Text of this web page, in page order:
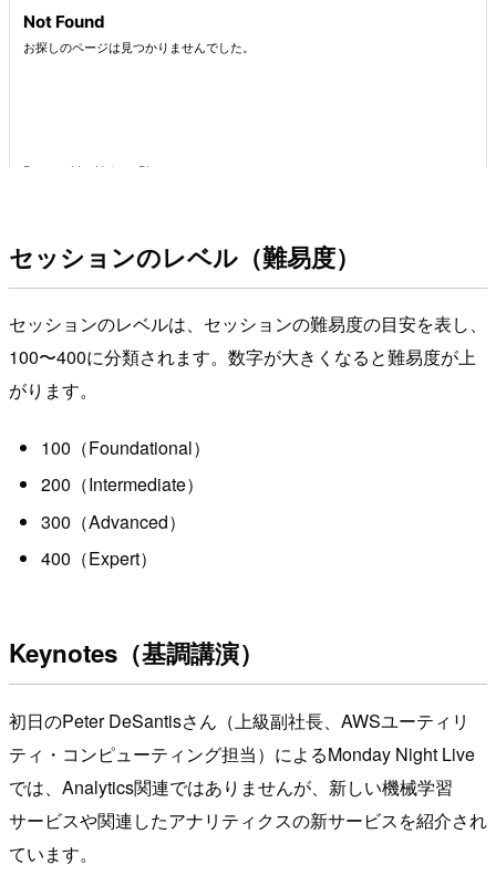
セッションのレベル（難易度）
セッションのレベルは、セッションの難易度の目安を表し、
100〜400に分類されます。数字が大きくなると難易度が上
がります。
100（Foundational）
200（Intermediate）
300（Advanced）
400（Expert）
Keynotes（基調講演）
初日のPeter DeSantisさん（上級副社長、AWSユーティリ
ティ・コンピューティング担当）によるMonday Night Live
では、Analytics関連ではありませんが、新しい機械学習
サービスや関連したアナリティクスの新サービスを紹介され
ています。